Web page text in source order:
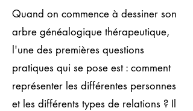
Quand on commence à dessiner son
arbre généalogique thérapeutique,
l'une des premières questions
pratiques qui se pose est : comment
représenter les différentes personnes
et les différents types de relations ? Il